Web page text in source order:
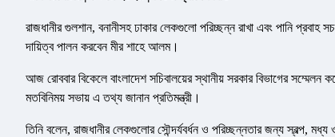
রাজধানীর গুলশান, বনানীসহ ঢাকার লেকগুলো পরিচ্ছন্ন রাখা এবং পানি প্রবাহ
দায়িত্ব পালন করবেন মীর শাহে আলম।
আজ রোববার বিকেলে বাংলাদেশ সচিবালয়ের স্থানীয় সরকার বিভাগের সম্মেলন
মতবিনিময় সভায় এ তথ্য জানান প্রতিমন্ত্রী।
তিনি বলেন, রাজধানীর লেকগুলোর সৌন্দর্যবর্ধন ও পরিচ্ছন্নতার জন্য স্বল্প,